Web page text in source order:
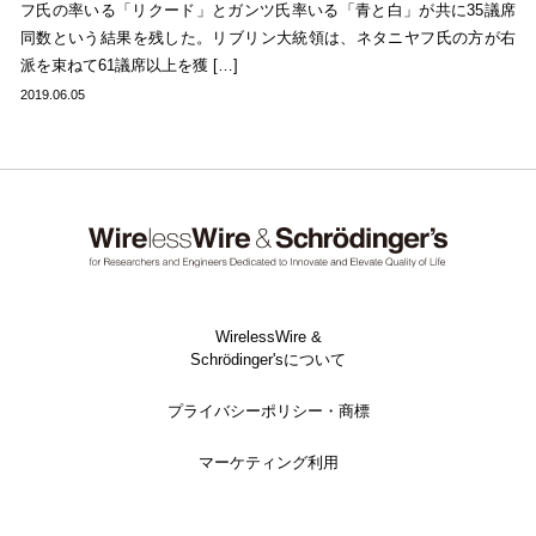
フ氏の率いる「リクード」とガンツ氏率いる「青と白」が共に35議席
同数という結果を残した。リブリン大統領は、ネタニヤフ氏の方が右
派を束ねて61議席以上を獲 […]
2019.06.05
WirelessWire &
Schrödinger'sについて
プライバシーポリシー・商標
マーケティング利用